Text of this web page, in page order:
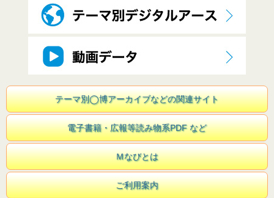
テーマ別◯博アーカイブなどの関連サイト
電子書籍・広報等読み物系PDF など
Ｍなびとは
ご利用案内